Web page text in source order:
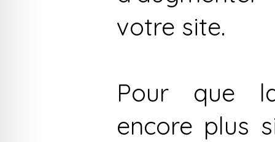
votre site.
Pour que
encore plus